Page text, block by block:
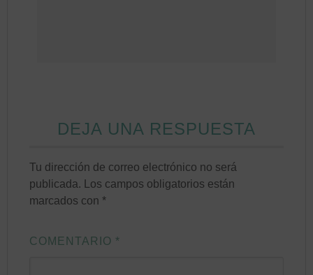
DEJA UNA RESPUESTA
Tu dirección de correo electrónico no será
publicada.
Los campos obligatorios están
marcados con*
COMENTARIO *